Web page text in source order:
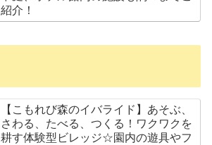
紹介！
【こもれび森のイバライド】あそぶ、
さわる、たべる、つくる！ワクワクを
耕す体験型ビレッジ☆園内の遊具やフ